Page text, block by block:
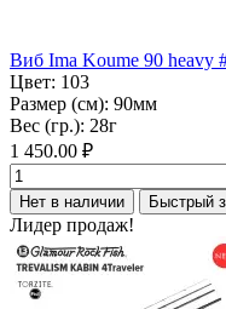
Виб Ima Koume 90 heavy
Цвет: 103
Размер (см): 90мм
Вес (гр.): 28г
1 450.00 ₽
Нет в наличии Быстрый
Лидер продаж!